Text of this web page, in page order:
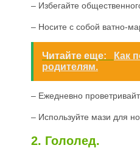
– Избегайте
– Носите с собой ватно-
Читайте еще:
Как
родителям.
– Ежедневно
– Используйте мази для
2. Гололед.